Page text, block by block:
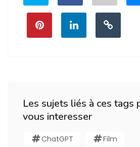
Les sujets liés à ces tags
vous interesser
ChatGPT Film